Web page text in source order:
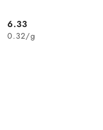
Cena:
6.33
0.32/g